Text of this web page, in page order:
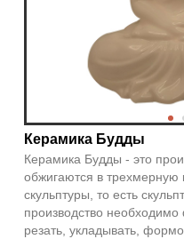
Керамика Будды
Керамика Будды - это
обжигаются в трехмерную
скульптуры, то есть
производство
резать, укладывать,